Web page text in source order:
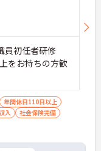
初任者研修
をお持ちの方歓
年間休日110日以上
入
社会保険完備